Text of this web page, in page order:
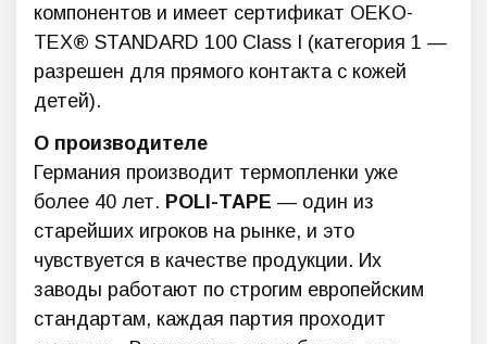
компонентов и имеет сертификат OEKO-
TEX® STANDARD 100 Class I (категория 1 —
разрешен для прямого контакта с кожей
детей).
О производителе
Германия производит термопленки уже
более 40 лет. POLI-TAPE — один из
старейших игроков на рынке, и это
чувствуется в качестве продукции. Их
заводы работают по строгим европейским
стандартам, каждая партия проходит